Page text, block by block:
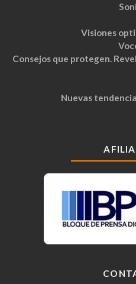
Visiones
Consejos que protegen.
Nuevas